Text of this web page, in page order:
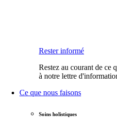
Rester informé
Restez au courant de ce
à notre lettre
Ce que nous faisons
Soins holistiques